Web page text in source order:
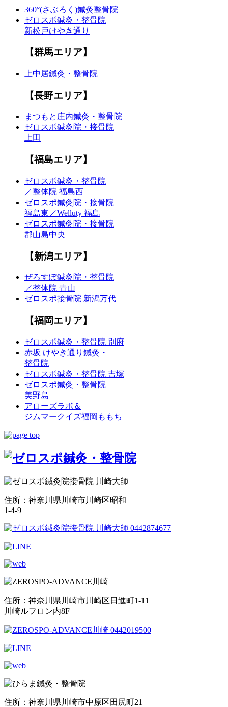
360°(さぶろく)鍼灸整骨院
ゼロスポ鍼灸・整骨院
新松戸けやき通り
【群馬エリア】
上中居鍼灸・整骨院
【長野エリア】
まつもと庄内鍼灸・整骨院
ゼロスポ鍼灸院・接骨院
上田
【福島エリア】
ゼロスポ鍼灸・整骨院
／整体院 福島西
ゼロスポ鍼灸院・接骨院
福島東／Welluty 福島
ゼロスポ鍼灸院・接骨院
郡山島中央
【新潟エリア】
ぜろすぽ鍼灸院・整骨院
／整体院 青山
ゼロスポ接骨院 新潟万代
【福岡エリア】
ゼロスポ鍼灸・整骨院 別府
赤坂 けやき通り鍼灸・
整骨院
ゼロスポ鍼灸・整骨院 吉塚
ゼロスポ鍼灸・整骨院
美野島
アローズラボ＆
ジムマークイズ福岡ももち
住所：神奈川県川崎市川崎区昭和
1-4-9
住所：神奈川県川崎市川崎区日進町1-11
川崎ルフロン内8F
住所：神奈川県川崎市中原区田尻町21